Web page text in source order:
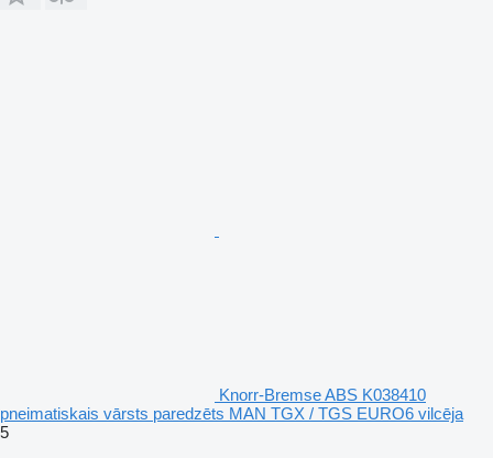
Knorr-Bremse ABS K038410
pneimatiskais vārsts paredzēts MAN TGX / TGS EURO6 vilcēja
5